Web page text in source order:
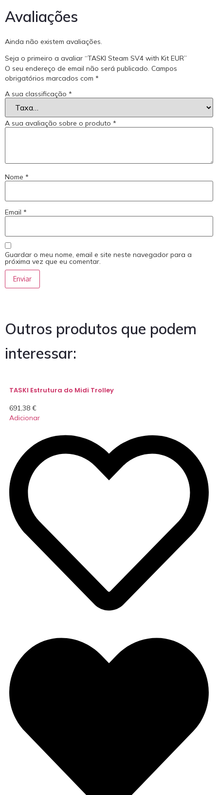
Avaliações
Ainda não existem avaliações.
Seja o primeiro a avaliar “TASKI Steam SV4 with Kit EUR”
O seu endereço de email não será publicado. Campos
obrigatórios marcados com *
A sua classificação *
A sua avaliação sobre o produto *
Nome *
Email *
Guardar o meu nome, email e site neste navegador para a
próxima vez que eu comentar.
Outros produtos que podem
interessar:
TASKI Estrutura do Midi Trolley
691,38 €
Adicionar